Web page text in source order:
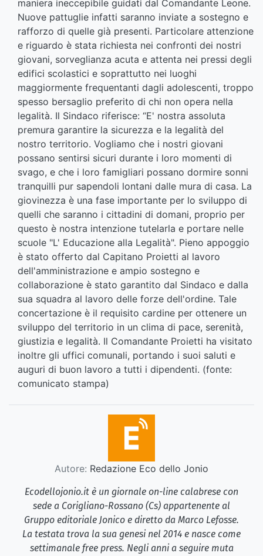
maniera ineccepibile guidati dal Comandante Leone.
Nuove pattuglie infatti saranno inviate a sostegno e
rafforzo di quelle già presenti. Particolare attenzione
e riguardo è stata richiesta nei confronti dei nostri
giovani, sorveglianza acuta e attenta nei pressi degli
edifici scolastici e soprattutto nei luoghi
maggiormente frequentanti dagli adolescenti, troppo
spesso bersaglio preferito di chi non opera nella
legalità. Il Sindaco riferisce: “E' nostra assoluta
premura garantire la sicurezza e la legalità del
nostro territorio. Vogliamo che i nostri giovani
possano sentirsi sicuri durante i loro momenti di
svago, e che i loro famigliari possano dormire sonni
tranquilli pur sapendoli lontani dalle mura di casa. La
giovinezza è una fase importante per lo sviluppo di
quelli che saranno i cittadini di domani, proprio per
questo è nostra intenzione tutelarla e portare nelle
scuole "L' Educazione alla Legalità". Pieno appoggio
è stato offerto dal Capitano Proietti al lavoro
dell'amministrazione e ampio sostegno e
collaborazione è stato garantito dal Sindaco e dalla
sua squadra al lavoro delle forze dell'ordine. Tale
concertazione è il requisito cardine per ottenere un
sviluppo del territorio in un clima di pace, serenità,
giustizia e legalità. Il Comandante Proietti ha visitato
inoltre gli uffici comunali, portando i suoi saluti e
auguri di buon lavoro a tutti i dipendenti. (fonte:
comunicato stampa)
Autore: Redazione Eco dello Jonio
Ecodellojonio.it è un giornale on-line calabrese con
sede a Corigliano-Rossano (Cs) appartenente al
Gruppo editoriale Jonico e diretto da Marco Lefosse.
La testata trova la sua genesi nel 2014 e nasce come
settimanale free press. Negli anni a seguire muta